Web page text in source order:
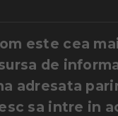
este cea
de
adresata
sa intre in